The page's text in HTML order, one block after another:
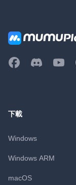
下載
Windows
Windows ARM
macOS